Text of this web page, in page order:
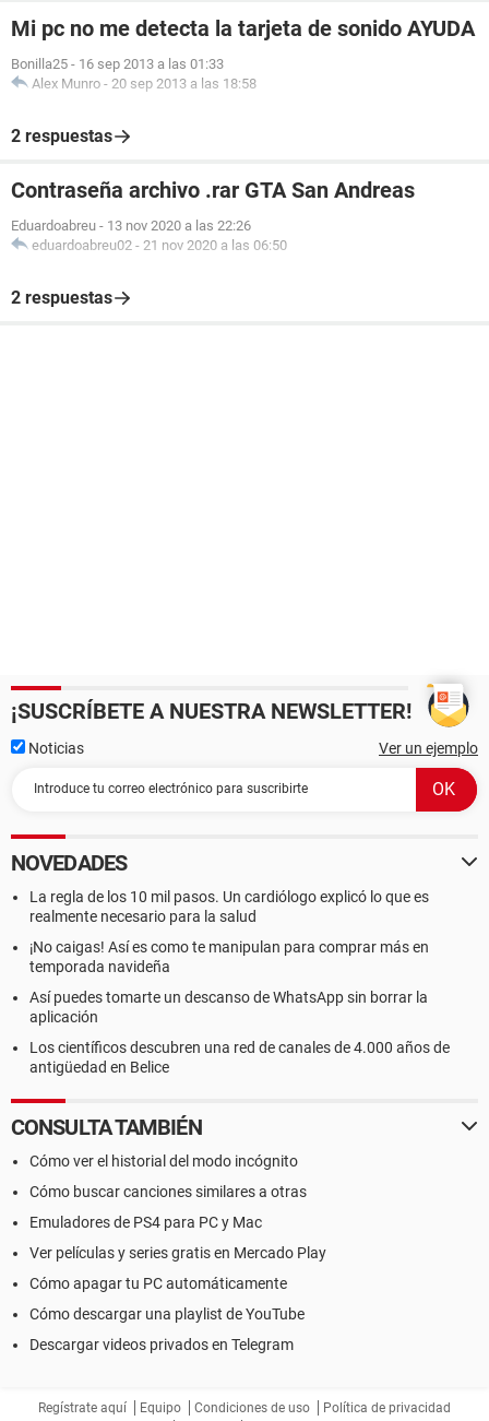
Mi pc no me detecta la tarjeta de sonido AYUDA
Bonilla25 - 16 sep 2013 a las 01:33
Alex Munro - 20 sep 2013 a las 18:58
2 respuestas
Contraseña archivo .rar GTA San Andreas
Eduardoabreu - 13 nov 2020 a las 22:26
eduardoabreu02 - 21 nov 2020 a las 06:50
2 respuestas
¡SUSCRÍBETE A NUESTRA NEWSLETTER!
Noticias Ver un ejemplo
NOVEDADES
La regla de los 10 mil pasos. Un cardiólogo explicó lo que es
realmente necesario para la salud
¡No caigas! Así es como te manipulan para comprar más en
temporada navideña
Así puedes tomarte un descanso de WhatsApp sin borrar la
aplicación
Los científicos descubren una red de canales de 4.000 años de
antigüedad en Belice
CONSULTA TAMBIÉN
Cómo ver el historial del modo incógnito
Cómo buscar canciones similares a otras
Emuladores de PS4 para PC y Mac
Ver películas y series gratis en Mercado Play
Cómo apagar tu PC automáticamente
Cómo descargar una playlist de YouTube
Descargar videos privados en Telegram
Regístrate aquí Equipo Condiciones de uso
Política de privacidad